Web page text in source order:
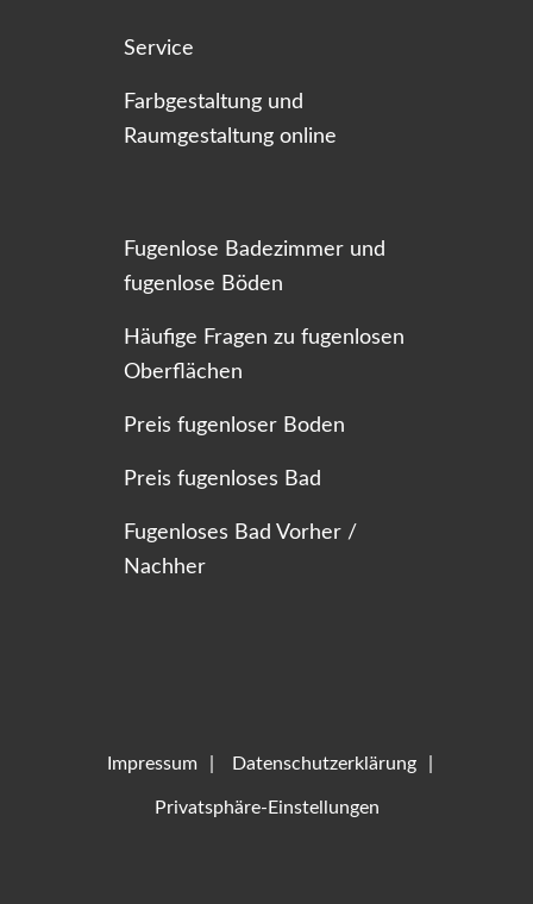
Service
Farbgestaltung und
Raumgestaltung online
Fugenlose Badezimmer und
fugenlose Böden
Häufige Fragen zu fugenlosen
Oberflächen
Preis fugenloser Boden
Preis fugenloses Bad
Fugenloses Bad Vorher /
Nachher
Impressum Datenschutzerklärung
Privatsphäre-Einstellungen